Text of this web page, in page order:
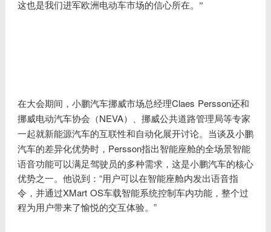
这也是我们进军欧洲电动车市场的信心所在。”
在大会期间，小鹏汽车挪威市场总经理Claes Persson还和
挪威电动汽车协会（NEVA）、挪威公共道路管理局等专家
一起就新能源汽车的互联性和自动化展开讨论。当谈及小鹏
汽车的差异化优势时， Persson指出智能座舱的全场景智能
语音功能可以满足驾驶员的多种需求，这是小鹏汽车的核心
优势之一。他说到：“用户可以在智能座舱内发出语音指
令，并通过XMart OS车载智能系统控制车内功能，整个过
程为用户带来了愉悦的交互体验。”